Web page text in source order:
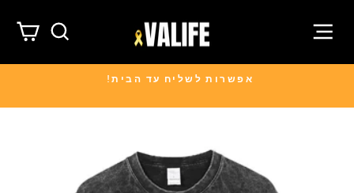
לתוכן
חיפוש
אפשרות לשליח עד הבית!